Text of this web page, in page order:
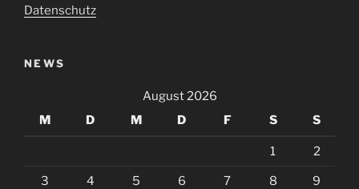
Datenschutz
NEWS
August 2026
M
D M D F S S
1 2
3 4 5 6 7 8 9